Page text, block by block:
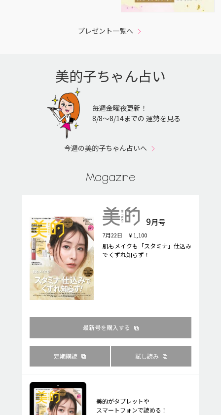
プレゼント一覧へ
美的子ちゃん占い
毎週金曜夜更新！
8/8〜8/14までの 運勢を見る
今週の美的子ちゃん占いへ
Magazine
9月号
7月22日 ￥1,100
肌もメイクも「スタミナ」仕込み
でくずれ知らず！
最新号を購入する
定期購読 試し読み
美的がタブレットや
スマートフォンで読める！